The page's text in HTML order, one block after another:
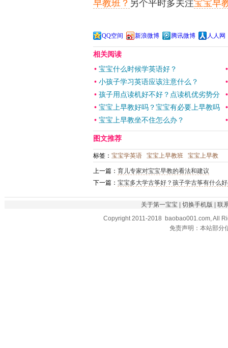
早教班？ 另个平时多关注宝宝早
QQ空间 新浪微博 腾讯微博 人人网
相关阅读
• 宝宝什么时候学英语好？
• 小孩子学习英语应该注意什么？
• 孩子用点读机好不好？点读机优劣势分
• 宝宝上早教好吗？宝宝有必要上早教吗
• 宝宝上早教坐不住怎么办？
图文推荐
标签： 宝宝学英语 宝宝上早教班 宝宝上早教
上一篇： 育儿专家对宝宝早教的看法和建议
下一篇： 宝宝多大学古筝好？孩子学古筝有什么
关于第一宝宝 | 切换手机版 | 联
Copyright 2011-2018 baobao001.com, All
免责声明：本站部分